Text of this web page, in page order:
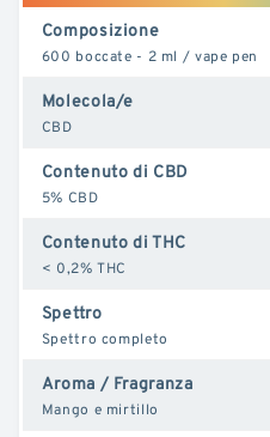
Composizione
600 boccate - 2 ml / vape pen
Molecola/e
CBD
Contenuto di CBD
5% CBD
Contenuto di THC
< 0,2% THC
Spettro
Spettro completo
Aroma / Fragranza
Mango e mirtillo